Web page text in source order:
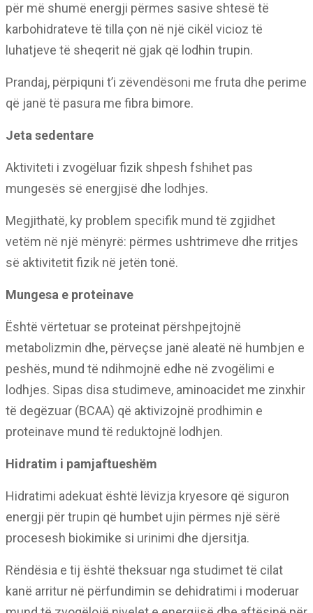
për më shumë energji përmes sasive shtesë të
karbohidrateve të tilla çon në një cikël vicioz të
luhatjeve të sheqerit në gjak që lodhin trupin.
Prandaj, përpiquni t’i zëvendësoni me fruta dhe perime
që janë të pasura me fibra bimore.
Jeta sedentare
Aktiviteti i zvogëluar fizik shpesh fshihet pas
mungesës së energjisë dhe lodhjes.
Megjithatë, ky problem specifik mund të zgjidhet
vetëm në një mënyrë: përmes ushtrimeve dhe rritjes
së aktivitetit fizik në jetën tonë.
Mungesa e proteinave
Është vërtetuar se proteinat përshpejtojnë
metabolizmin dhe, përveçse janë aleatë në humbjen e
peshës, mund të ndihmojnë edhe në zvogëlimi e
lodhjes. Sipas disa studimeve, aminoacidet me zinxhir
të degëzuar (BCAA) që aktivizojnë prodhimin e
proteinave mund të reduktojnë lodhjen.
Hidratim i pamjaftueshëm
Hidratimi adekuat është lëvizja kryesore që siguron
energji për trupin që humbet ujin përmes një sërë
procesesh biokimike si urinimi dhe djersitja.
Rëndësia e tij është theksuar nga studimet të cilat
kanë arritur në përfundimin se dehidratimi i moderuar